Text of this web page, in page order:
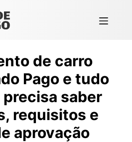
de carro
Pago e tudo
saber
requisitos e
aprovação